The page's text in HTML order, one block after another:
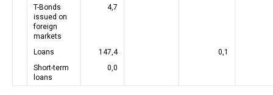
T-Bonds
issued on
foreign
markets
4,7
Loans 147,4
0,1
Short-term
loans
0,0